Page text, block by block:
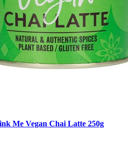
Me Vegan Chai Latte 250g